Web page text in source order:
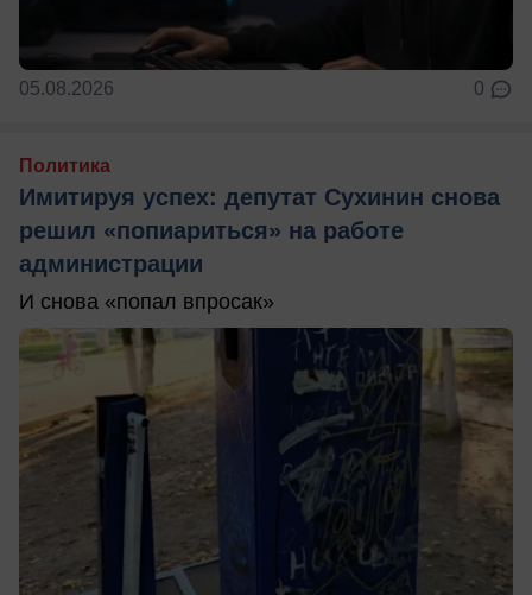
05.08.2026 0
Политика
Имитируя успех: депутат Сухинин снова
решил «попиариться» на работе
администрации
И снова «попал впросак»